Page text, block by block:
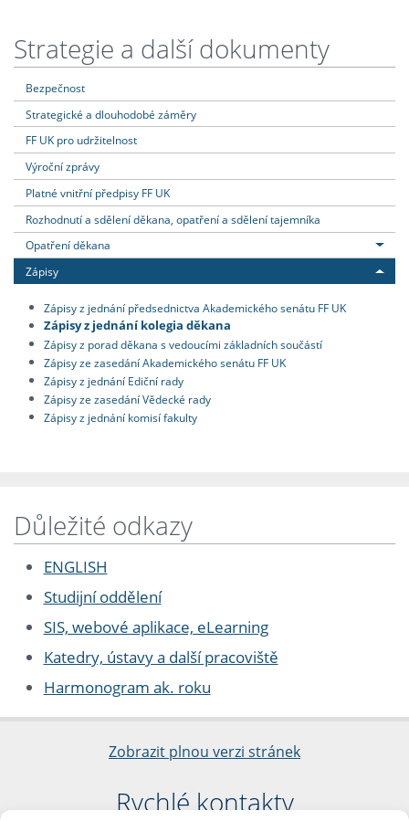
Strategie a další dokumenty
Bezpečnost
Strategické a dlouhodobé záměry
FF UK pro udržitelnost
Výroční zprávy
Platné vnitřní předpisy FF UK
Rozhodnutí a sdělení děkana, opatření a sdělení tajemníka
Opatření děkana
Zápisy
Zápisy z jednání předsednictva Akademického senátu FF UK
Zápisy z jednání kolegia děkana
Zápisy z porad děkana s vedoucími základních součástí
Zápisy ze zasedání Akademického senátu FF UK
Zápisy z jednání Ediční rady
Zápisy ze zasedání Vědecké rady
Zápisy z jednání komisí fakulty
Důležité odkazy
ENGLISH
Studijní oddělení
SIS, webové aplikace, eLearning
Katedry, ústavy a další pracoviště
Harmonogram ak. roku
Zobrazit plnou verzi stránek
Rychlé kontakty